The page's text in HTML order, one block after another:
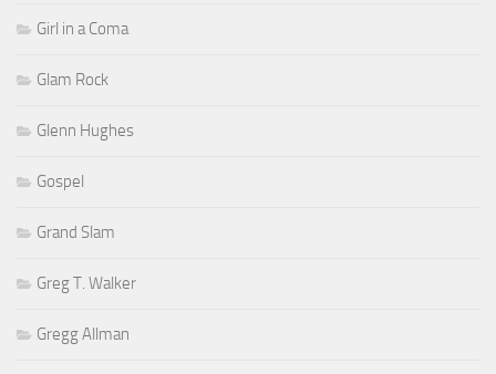
Girl in a Coma
Glam Rock
Glenn Hughes
Gospel
Grand Slam
Greg T. Walker
Gregg Allman